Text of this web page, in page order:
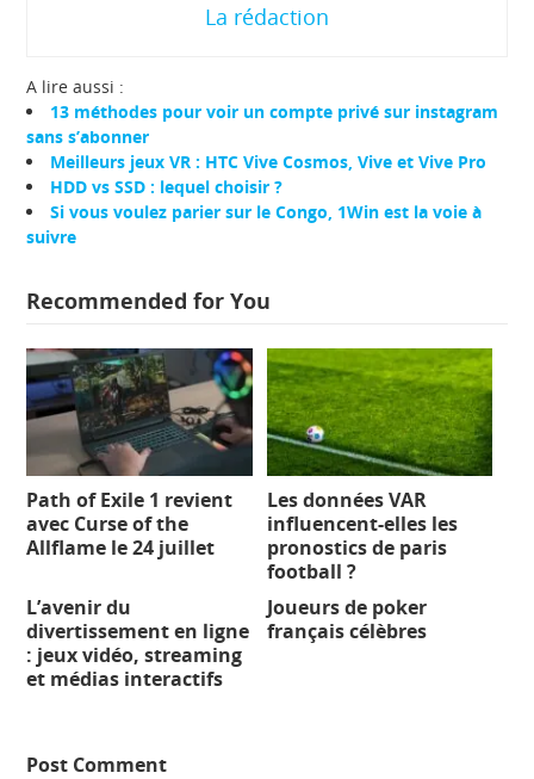
La rédaction
A lire aussi :
13 méthodes pour voir un compte privé sur instagram
sans s’abonner
Meilleurs jeux VR : HTC Vive Cosmos, Vive et Vive Pro
HDD vs SSD : lequel choisir ?
Si vous voulez parier sur le Congo, 1Win est la voie à
suivre
Recommended for You
Path of Exile 1 revient
avec Curse of the
Allflame le 24 juillet
Les données VAR
influencent-elles les
pronostics de paris
football ?
L’avenir du
divertissement en ligne
: jeux vidéo, streaming
et médias interactifs
Joueurs de poker
français célèbres
Post Comment